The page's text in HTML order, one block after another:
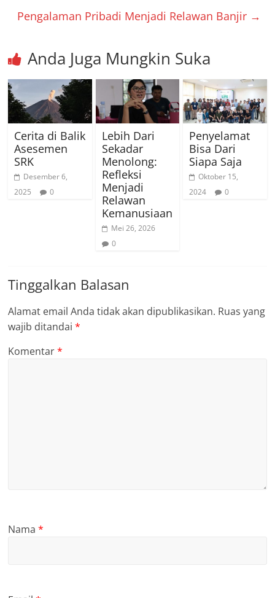
Pengalaman Pribadi Menjadi Relawan Banjir →
Anda Juga Mungkin Suka
Cerita di Balik
Asesemen
SRK
Desember 6,
2025
0
Lebih Dari
Sekadar
Menolong:
Refleksi
Menjadi
Relawan
Kemanusiaan
Mei 26, 2026
0
Penyelamat
Bisa Dari
Siapa Saja
Oktober 15,
2024
0
Tinggalkan Balasan
Alamat email Anda tidak akan dipublikasikan. Ruas yang
wajib ditandai*
Komentar*
Nama*